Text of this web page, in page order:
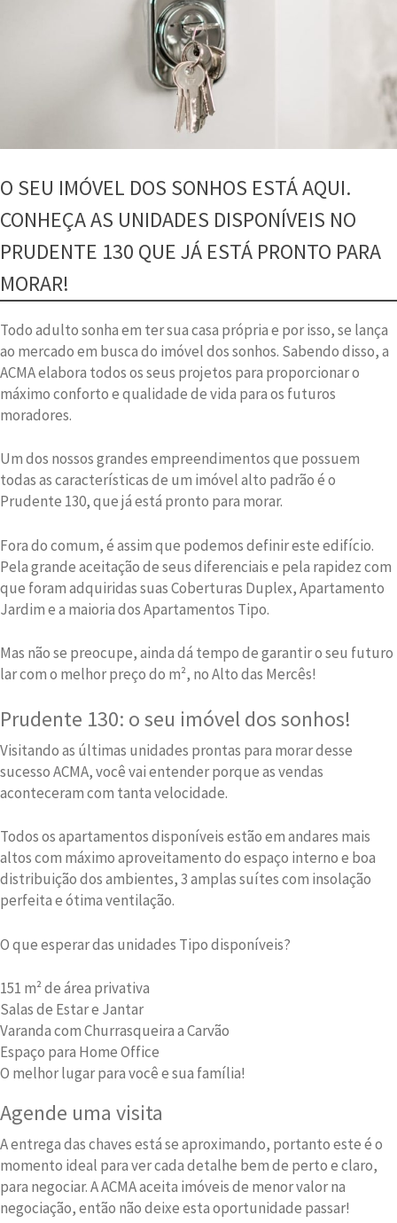
O SEU IMÓVEL DOS SONHOS ESTÁ AQUI.
CONHEÇA AS UNIDADES DISPONÍVEIS NO
PRUDENTE 130 QUE JÁ ESTÁ PRONTO PARA
MORAR!
Todo adulto sonha em ter sua casa própria e por isso, se lança
ao mercado em busca do imóvel dos sonhos. Sabendo disso, a
ACMA elabora todos os seus projetos para proporcionar o
máximo conforto e qualidade de vida para os futuros
moradores.
Um dos nossos grandes empreendimentos que possuem
todas as características de um imóvel alto padrão é o
Prudente 130, que já está pronto para morar.
Fora do comum, é assim que podemos definir este edifício.
Pela grande aceitação de seus diferenciais e pela rapidez com
que foram adquiridas suas Coberturas Duplex, Apartamento
Jardim e a maioria dos Apartamentos Tipo.
Mas não se preocupe, ainda dá tempo de garantir o seu futuro
lar com o melhor preço do m², no Alto das Mercês!
Prudente 130: o seu imóvel dos sonhos!
Visitando as últimas unidades prontas para morar desse
sucesso ACMA, você vai entender porque as vendas
aconteceram com tanta velocidade.
Todos os apartamentos disponíveis estão em andares mais
altos com máximo aproveitamento do espaço interno e boa
distribuição dos ambientes, 3 amplas suítes com insolação
perfeita e ótima ventilação.
O que esperar das unidades Tipo disponíveis?
151 m² de área privativa
Salas de Estar e Jantar
Varanda com Churrasqueira a Carvão
Espaço para Home Office
O melhor lugar para você e sua família!
Agende uma visita
A entrega das chaves está se aproximando, portanto este é o
momento ideal para ver cada detalhe bem de perto e claro,
para negociar. A ACMA aceita imóveis de menor valor na
negociação, então não deixe esta oportunidade passar!